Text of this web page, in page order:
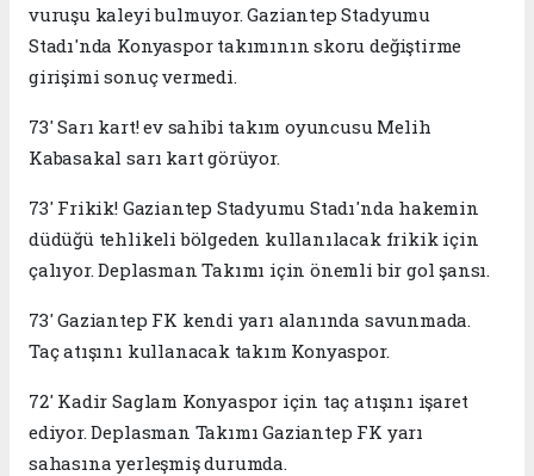
vuruşu kaleyi bulmuyor. Gaziantep Stadyumu
Stadı'nda Konyaspor takımının skoru değiştirme
girişimi sonuç vermedi.
73' Sarı kart! ev sahibi takım oyuncusu Melih
Kabasakal sarı kart görüyor.
73' Frikik! Gaziantep Stadyumu Stadı'nda hakemin
düdüğü tehlikeli bölgeden kullanılacak frikik için
çalıyor. Deplasman Takımı için önemli bir gol şansı.
73' Gaziantep FK kendi yarı alanında savunmada.
Taç atışını kullanacak takım Konyaspor.
72' Kadir Saglam Konyaspor için taç atışını işaret
ediyor. Deplasman Takımı Gaziantep FK yarı
sahasına yerleşmiş durumda.